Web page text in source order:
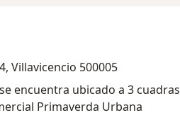
Villavicencio 500005
encuentra ubicado a 3 cuadras
Primaverda Urbana